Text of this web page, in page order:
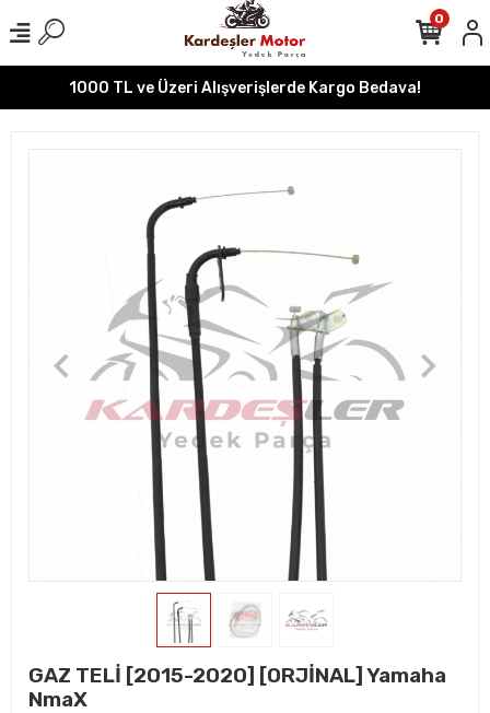
1000 TL ve Üzeri Alışverişlerde Kargo Bedava!
0
GAZ TELİ [2015-2020] [ORJİNAL] Yamaha
NmaX